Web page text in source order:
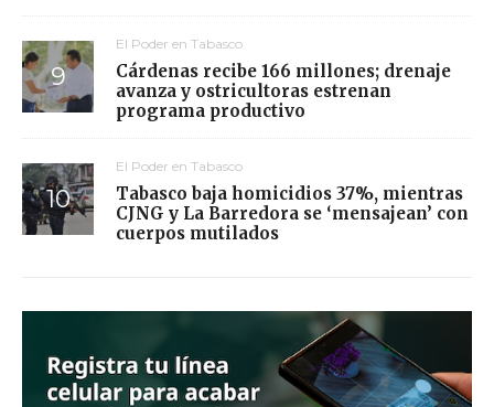
El Poder en Tabasco
Cárdenas recibe 166 millones; drenaje
avanza y ostricultoras estrenan
programa productivo
El Poder en Tabasco
Tabasco baja homicidios 37%, mientras
CJNG y La Barredora se ‘mensajean’ con
cuerpos mutilados